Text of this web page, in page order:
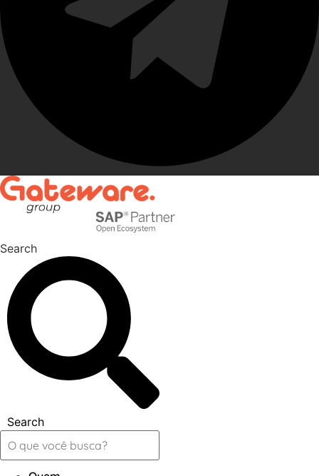
Search
Search